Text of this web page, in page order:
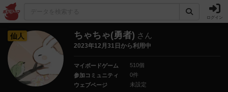
ログイン
仙人 ちゃちゃ(勇者) さん
2023年12月31日から利用中
マイボードゲーム
510個
参加コミュニティ
0件
ウェブページ
未設定